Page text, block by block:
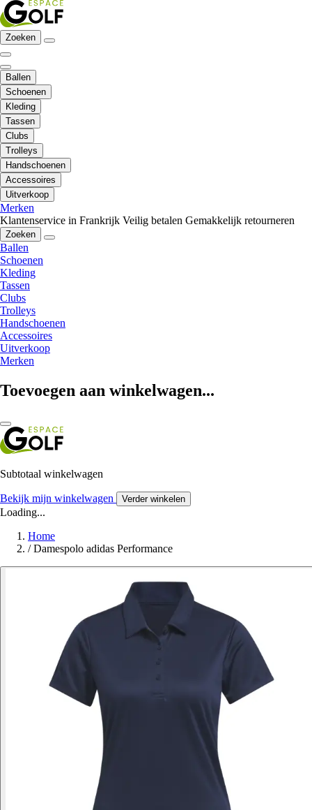
Zoeken
Ballen
Schoenen
Kleding
Tassen
Clubs
Trolleys
Handschoenen
Accessoires
Uitverkoop
Merken
Klantenservice in Frankrijk Veilig betalen Gemakkelijk retourneren
Zoeken
Ballen
Schoenen
Kleding
Tassen
Clubs
Trolleys
Handschoenen
Accessoires
Uitverkoop
Merken
Toevoegen aan winkelwagen...
Subtotaal winkelwagen
Bekijk mijn winkelwagen Verder winkelen
Loading...
Home
/ Damespolo adidas Performance